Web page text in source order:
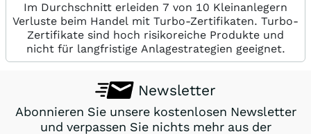
Im Durchschnitt erleiden 7 von 10 Kleinanlegern
Verluste beim Handel mit Turbo-Zertifikaten. Turbo-
Zertifikate sind hoch risikoreiche Produkte und
nicht für langfristige Anlagestrategien geeignet.
Newsletter
Abonnieren Sie unsere kostenlosen Newsletter
und verpassen Sie nichts mehr aus der